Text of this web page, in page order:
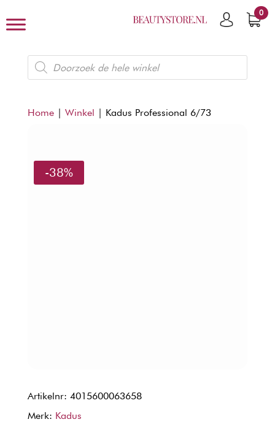
0
Producten
zoeken
Home| Winkel | Kadus Professional 6/73
-38%
Artikelnr: 4015600063658
Merk: Kadus